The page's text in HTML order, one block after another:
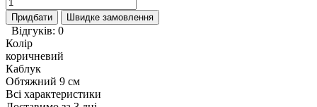
Придбати Швидке замовлення
Відгуків: 0
Колір
коричневий
Каблук
Обтяжний 9 см
Всі характеристики